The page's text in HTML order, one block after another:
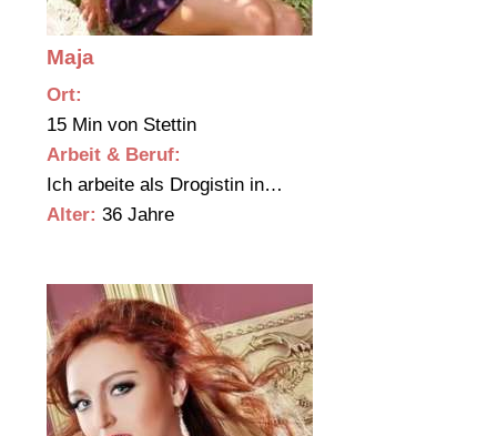
Maja
Ort:
15 Min von Stettin
Arbeit & Beruf:
Ich arbeite als Drogistin in…
Alter: 36 Jahre